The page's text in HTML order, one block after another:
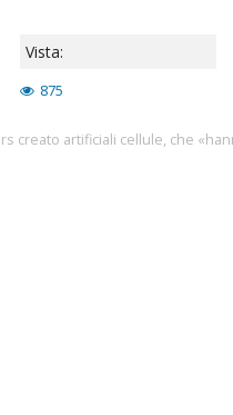
Vista:
875
creato artificiali cellule, che